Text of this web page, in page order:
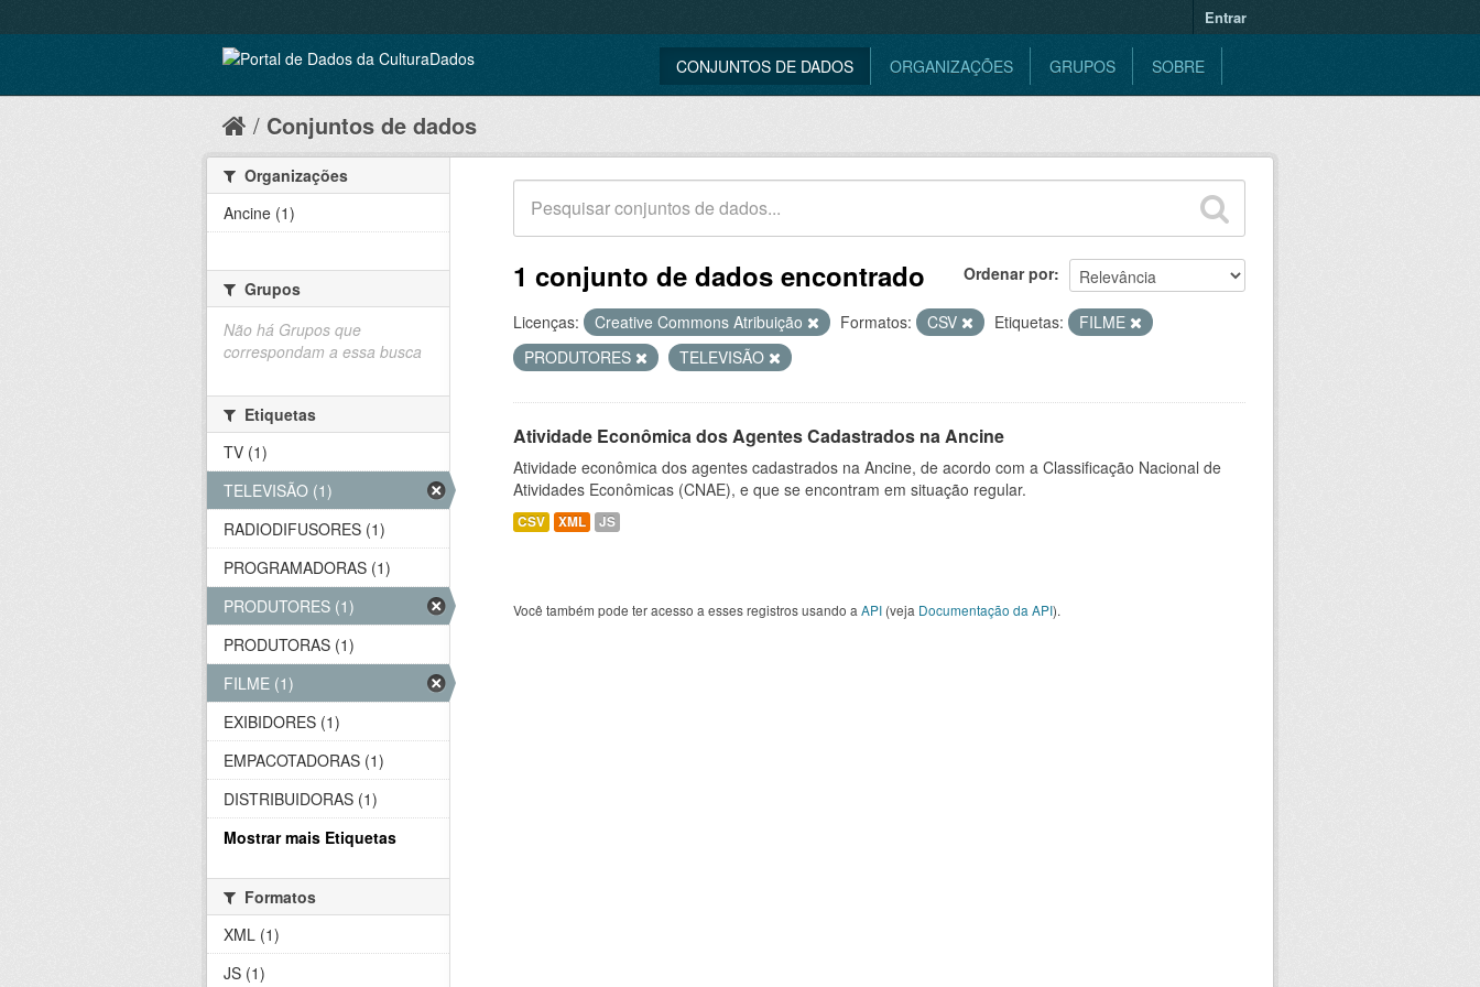
Entrar
CONJUNTOS DE DADOS ORGANIZAÇÕES GRUPOS SOBRE
Conjuntos de dados
Ordenar por
1 conjunto de dados encontrado
Licenças: Creative Commons Atribuição Formatos: CSV Etiquetas:
FILME
PRODUTORES
TELEVISÃO
Atividade Econômica dos Agentes Cadastrados na Ancine
Atividade econômica dos agentes cadastrados na Ancine, de acordo com a Classificação Nacional de
Atividades Econômicas (CNAE), e que se encontram em situação regular.
CSV XML JS
Você também pode ter acesso a esses registros usando a API (veja Documentação da API).
Organizações
Ancine (1)
Grupos
Não há Grupos que
correspondam a essa busca
Etiquetas
TV (1)
TELEVISÃO (1)
RADIODIFUSORES (1)
PROGRAMADORAS (1)
PRODUTORES (1)
PRODUTORAS (1)
FILME (1)
EXIBIDORES (1)
EMPACOTADORAS (1)
DISTRIBUIDORAS (1)
Mostrar mais Etiquetas
Formatos
XML (1)
JS (1)